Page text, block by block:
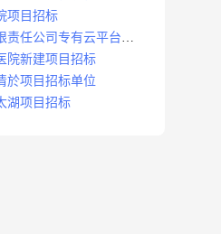
项目招标
责任公司专有云平台扩
院新建项目招标
於项目招标单位
湖项目招标